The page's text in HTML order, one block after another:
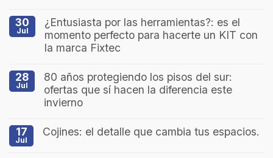
30
Jul
¿Entusiasta por las herramientas?: es el
momento perfecto para hacerte un KIT con
la marca Fixtec
28
Jul
80 años protegiendo los pisos del sur:
ofertas que sí hacen la diferencia este
invierno
17
Jul
Cojines: el detalle que cambia tus espacios.